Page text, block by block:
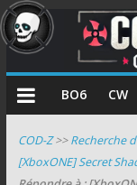
COD
Guides
BO6 CW
COD-Z>>Recherche
[XboxONE] Secret